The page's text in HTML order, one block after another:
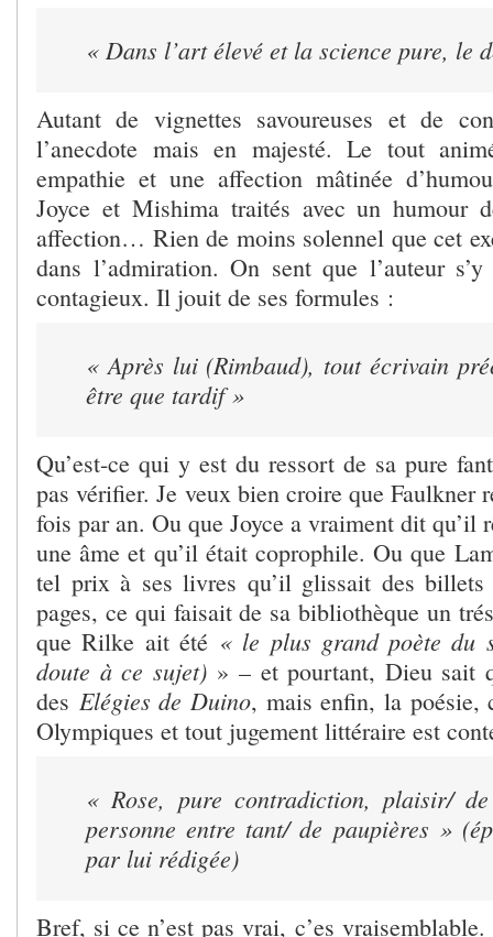
« Dans l’art élevé et la science pure, le
Autant de vignettes savoureuses et de
l’anecdote mais en majesté. Le tout
empathie et une affection mâtinée
Joyce et Mishima traités avec un humour
affection… Rien de moins solennel que cet
dans l’admiration. On sent que l’auteur
contagieux. Il jouit de ses formules :
« Après lui (Rimbaud), tout écrivain
être que tardif »
Qu’est-ce qui y est du ressort de sa pure
pas vérifier. Je veux bien croire que
fois par an. Ou que Joyce a vraiment dit qu’il
une âme et qu’il était coprophile. Ou que
tel prix à ses livres qu’il glissait des billets
pages, ce qui faisait de sa bibliothèque un
que Rilke ait été « le plus grand poète du
doute à ce sujet) » – et pourtant, Dieu sait
des Elégies de Duino, mais enfin, la poésie,
Olympiques et tout jugement littéraire est
« Rose, pure contradiction, plaisir/
personne entre tant/ de paupières »
par lui rédigée)
Bref, si ce n’est pas vrai, c’es